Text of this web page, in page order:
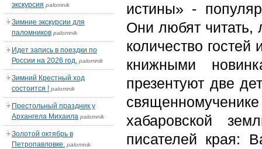
истины» -
Они любят читать,
количество
книжными
презентуют две
хабаровской
писателей края:
экскурсия palomnik
Зимние экскурсии для
паломников palomnik
Идет запись в поездки по
России на 2026 год. palomnik
Зимний Крестный ход
состоится ! palomnik
Престольный праздник у
Архангела Михаила palomnik
Золотой октябрь в
Петропавловке. palomnik